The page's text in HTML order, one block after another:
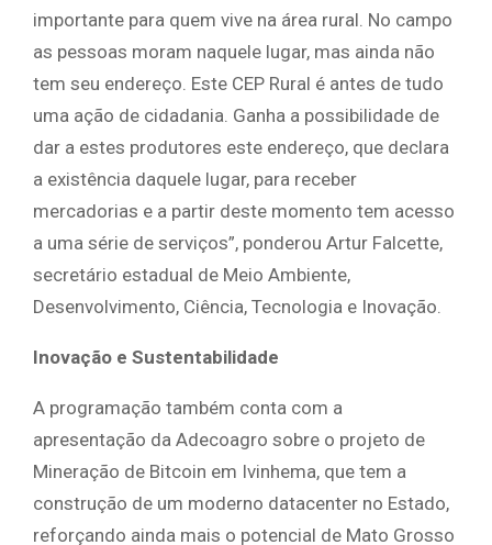
importante para quem vive na área rural. No campo
as pessoas moram naquele lugar, mas ainda não
tem seu endereço. Este CEP Rural é antes de tudo
uma ação de cidadania. Ganha a possibilidade de
dar a estes produtores este endereço, que declara
a existência daquele lugar, para receber
mercadorias e a partir deste momento tem acesso
a uma série de serviços”, ponderou Artur Falcette,
secretário estadual de Meio Ambiente,
Desenvolvimento, Ciência, Tecnologia e Inovação.
Inovação e Sustentabilidade
A programação também conta com a
apresentação da Adecoagro sobre o projeto de
Mineração de Bitcoin em Ivinhema, que tem a
construção de um moderno datacenter no Estado,
reforçando ainda mais o potencial de Mato Grosso